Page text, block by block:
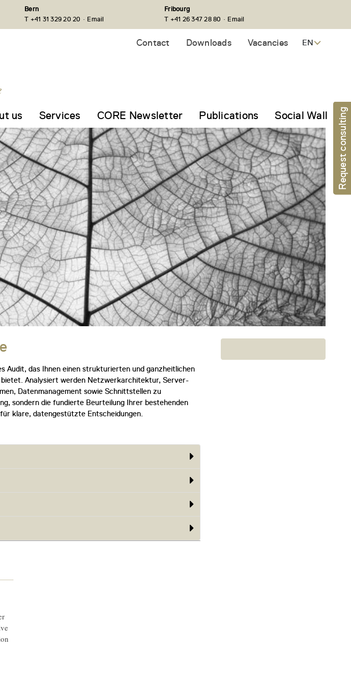
Bern
T +41 31 329 20 20 · Email
Fribourg
T +41 26 347 28 80 · Email
Contact Downloads Vacancies EN
us Services CORE Newsletter Publications Social Wall
Audit, das Ihnen einen strukturierten und ganzheitlichen
Analysiert werden Netzwerkarchitektur, Server-
Datenmanagement sowie Schnittstellen zu
sondern die fundierte Beurteilung Ihrer bestehenden
klare, datengestützte Entscheidungen.
Request consulting